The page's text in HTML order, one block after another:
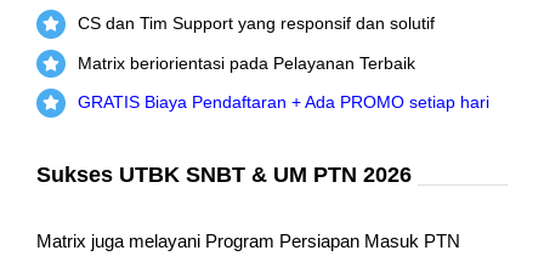
CS dan Tim Support yang responsif dan solutif
Matrix beriorientasi pada Pelayanan Terbaik
GRATIS Biaya Pendaftaran + Ada PROMO setiap hari
Sukses UTBK SNBT & UM PTN 2026
Matrix juga melayani Program Persiapan Masuk PTN